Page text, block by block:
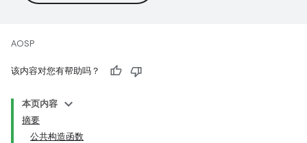
AOSP
该内容对您有帮助吗？
本页内容
摘要
公共构造函数